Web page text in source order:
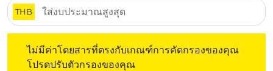
THB
ไม่มีค่าโดยสารที่ตรงกับเกณฑ์การคัดกรองของคุณ
โปรดปรับตัวกรองของคุณ